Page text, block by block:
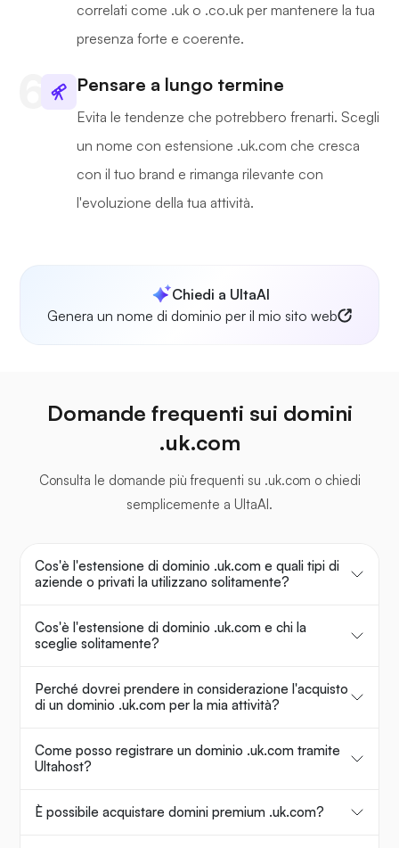
correlati come .uk o .co.uk per mantenere la tua
presenza forte e coerente.
Pensare a lungo termine
Evita le tendenze che potrebbero frenarti. Scegli
un nome con estensione .uk.com che cresca
con il tuo brand e rimanga rilevante con
l'evoluzione della tua attività.
Chiedi a UltaAI
Genera un nome di dominio per il mio sito web
Domande frequenti sui domini
.uk.com
Consulta le domande più frequenti su .uk.com o chiedi
semplicemente a UltaAI.
Cos'è l'estensione di dominio .uk.com e quali tipi di
aziende o privati la utilizzano solitamente?
Cos'è l'estensione di dominio .uk.com e chi la
sceglie solitamente?
Perché dovrei prendere in considerazione l'acquisto
di un dominio .uk.com per la mia attività?
Come posso registrare un dominio .uk.com tramite
Ultahost?
È possibile acquistare domini premium .uk.com?